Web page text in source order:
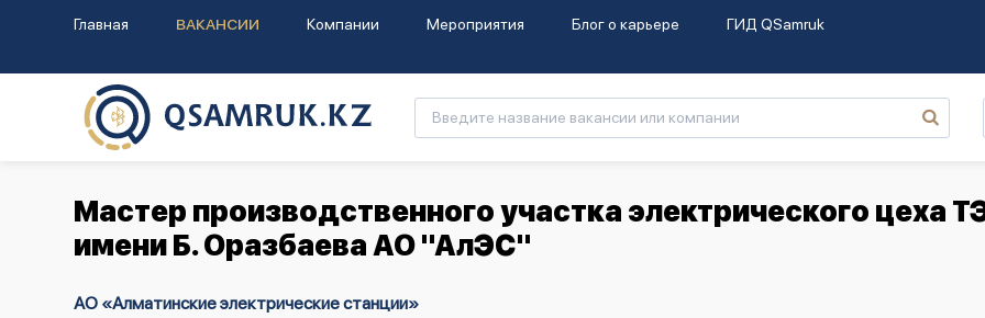
Главная ВАКАНСИИ Компании Мероприятия Блог о карьере ГИД QSamruk
Мастер производственного участка электрического цеха
имени Б. Оразбаева АО "АлЭС"
АО «Алматинские электрические станции»